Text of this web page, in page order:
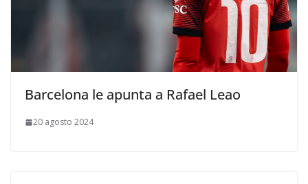
Barcelona le apunta a Rafael Leao
20 agosto 2024